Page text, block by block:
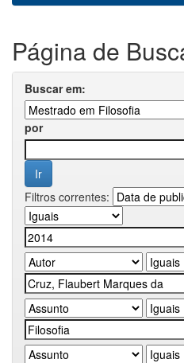
Página de
Buscar em:
por
Filtros correntes: